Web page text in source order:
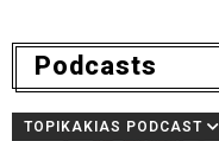
Podcasts
TOPIKAKIAS PODCAST